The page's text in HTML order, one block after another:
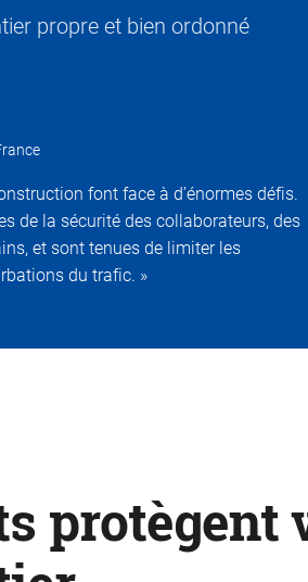
propre et bien ordonné
font face à d’énormes défis.
de la sécurité des collaborateurs, des
et sont tenues de limiter les
du trafic. »
protègent